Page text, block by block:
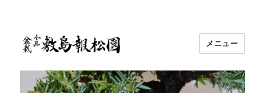
敷島報松園
メニュー